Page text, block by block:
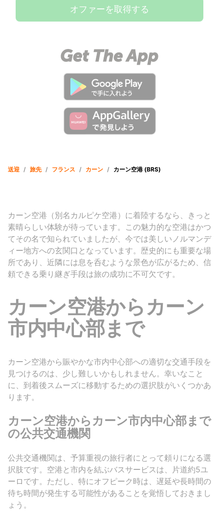
オファーを取得する
送迎 / 旅先 / フランス / カーン / カーン空港 (BRS)
カーン空港（別名カルピケ空港）に着陸するなら、きっと
素晴らしい体験が待っています。この魅力的な空港はかつ
てその名で知られていましたが、今では美しいノルマンデ
ィー地方への玄関口となっています。歴史的にも重要な場
所であり、近隣には息を呑むような景色が広がるため、信
頼できる乗り継ぎ手段は旅の成功に不可欠です。
カーン空港からカーン
市内中心部まで
カーン空港から賑やかな市内中心部への適切な交通手段を
見つけるのは、少し難しいかもしれません。幸いなこと
に、到着後スムーズに移動するための選択肢がいくつかあ
ります。
カーン空港からカーン市内中心部まで
の公共交通機関
公共交通機関は、予算重視の旅行者にとって頼りになる選
択肢です。空港と市内を結ぶバスサービスは、片道約5ユ
ーロです。ただし、特にオフピーク時は、遅延や長時間の
待ち時間が発生する可能性があることを覚悟しておきまし
ょう。